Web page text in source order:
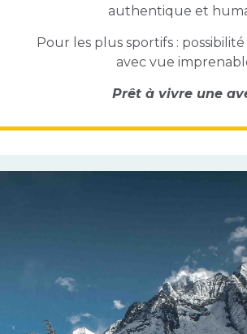
authentique et
Pour les plus sportifs : possibilité
avec vue
Prêt à vivre une